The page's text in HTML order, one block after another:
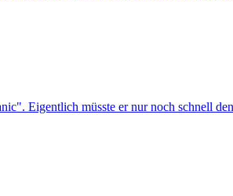
Eigentlich müsste er nur noch schnell